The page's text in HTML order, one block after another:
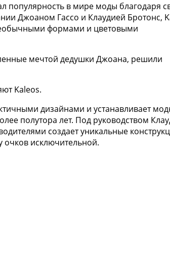
популярность в мире моды благодаря
Джоаном Гассо и Клаудией Бротонс,
формами и цветовыми
мечтой дедушки Джоана, решили
Kaleos.
дизайнами и устанавливает
полутора лет. Под руководством
создает уникальные
очков исключительной.